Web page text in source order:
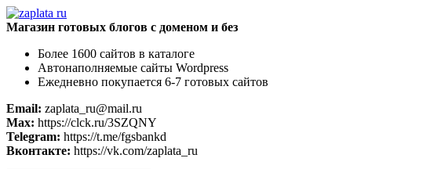
Магазин готовых блогов с доменом и без
Более 1600 сайтов в каталоге
Автонаполняемые сайты Wordpress
Ежедневно покупается 6-7 готовых сайтов
Email: zaplata_ru@mail.ru
Max: https://clck.ru/3SZQNY
Telegram: https://t.me/fgsbankd
Вконтакте: https://vk.com/zaplata_ru